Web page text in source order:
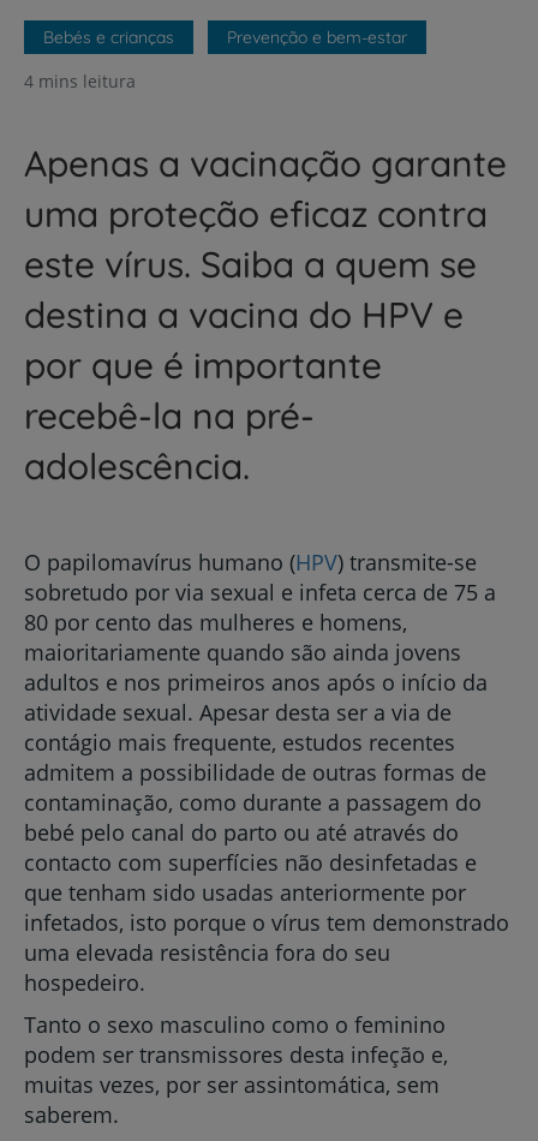
Bebés e crianças Prevenção e bem-estar
4 mins leitura
Apenas a vacinação garante
uma proteção eficaz contra
este vírus. Saiba a quem se
destina a vacina do HPV e
por que é importante
recebê-la na pré-
adolescência.
O papilomavírus humano (HPV) transmite-se
sobretudo por via sexual e infeta cerca de 75 a
80 por cento das mulheres e homens,
maioritariamente quando são ainda jovens
adultos e nos primeiros anos após o início da
atividade sexual. Apesar desta ser a via de
contágio mais frequente, estudos recentes
admitem a possibilidade de outras formas de
contaminação, como durante a passagem do
bebé pelo canal do parto ou até através do
contacto com superfícies não desinfetadas e
que tenham sido usadas anteriormente por
infetados, isto porque o vírus tem demonstrado
uma elevada resistência fora do seu
hospedeiro.
Tanto o sexo masculino como o feminino
podem ser transmissores desta infeção e,
muitas vezes, por ser assintomática, sem
saberem.